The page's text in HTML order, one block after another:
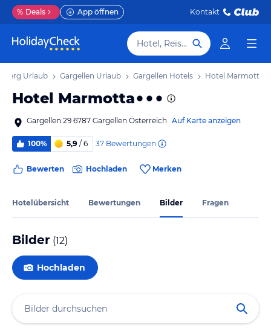
% Deals App öffnen Kontakt
Hotel, Reiseziel
Urlaub Gargellen Urlaub Gargellen Hotels Hotel Marmotta
Hotel Marmotta
Gargellen 29 6787 Gargellen Österreich Auf Karte anzeigen
100% 5,9 / 6 37 Bewertungen
Bewerten Hochladen Merken
Hotelübersicht Bewertungen Bilder Fragen
Bilder (12)
Hochladen